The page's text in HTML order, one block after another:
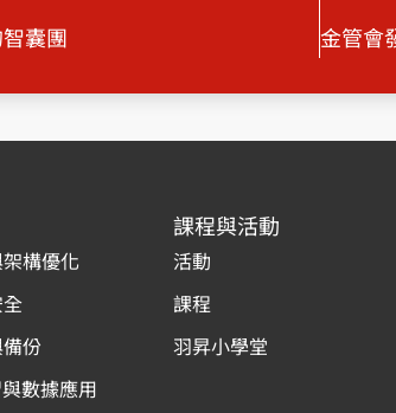
囊團
構優化
份
數據應用
課程與活動
活動
課程
羽昇小學堂